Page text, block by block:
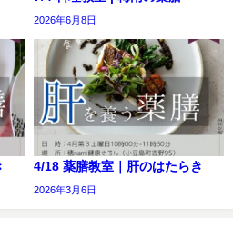
2026年6月8日
4/18 薬膳教室｜肝のはたらき
2026年3月6日